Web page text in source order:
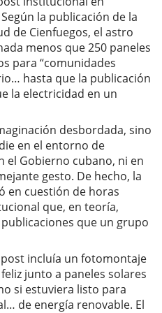
la publicación de la
de Cienfuegos, el astro
menos que 250 paneles
para “comunidades
hasta que la publicación
la electricidad en un
desbordada, sino
en el entorno de
el Gobierno cubano, ni en
gesto. De hecho, la
en cuestión de horas
que, en teoría,
que un grupo
incluía un fotomontaje
junto a paneles solares
si estuviera listo para
de energía renovable. El